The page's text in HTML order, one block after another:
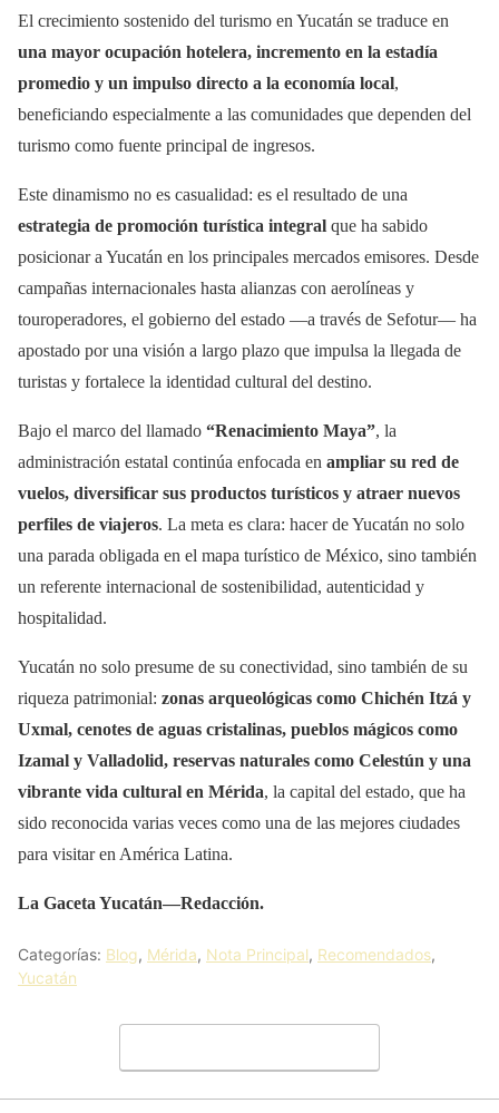
El crecimiento sostenido del turismo en Yucatán se traduce en
una mayor ocupación hotelera, incremento en la estadía
promedio y un impulso directo a la economía local,
beneficiando especialmente a las comunidades que dependen del
turismo como fuente principal de ingresos.
Este dinamismo no es casualidad: es el resultado de una
estrategia de promoción turística integral que ha sabido
posicionar a Yucatán en los principales mercados emisores. Desde
campañas internacionales hasta alianzas con aerolíneas y
touroperadores, el gobierno del estado —a través de Sefotur— ha
apostado por una visión a largo plazo que impulsa la llegada de
turistas y fortalece la identidad cultural del destino.
Bajo el marco del llamado “Renacimiento Maya”, la
administración estatal continúa enfocada en ampliar su red de
vuelos, diversificar sus productos turísticos y atraer nuevos
perfiles de viajeros. La meta es clara: hacer de Yucatán no solo
una parada obligada en el mapa turístico de México, sino también
un referente internacional de sostenibilidad, autenticidad y
hospitalidad.
Yucatán no solo presume de su conectividad, sino también de su
riqueza patrimonial: zonas arqueológicas como Chichén Itzá y
Uxmal, cenotes de aguas cristalinas, pueblos mágicos como
Izamal y Valladolid, reservas naturales como Celestún y una
vibrante vida cultural en Mérida, la capital del estado, que ha
sido reconocida varias veces como una de las mejores ciudades
para visitar en América Latina.
La Gaceta Yucatán—Redacción.
Categorías: Blog, Mérida, Nota Principal, Recomendados,
Yucatán